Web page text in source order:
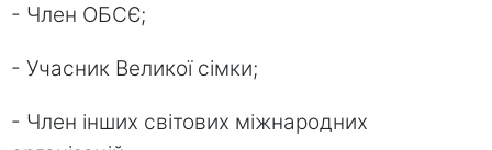
- Член ОБСЄ;
- Учасник Великої сімки;
- Член інших світових міжнародних